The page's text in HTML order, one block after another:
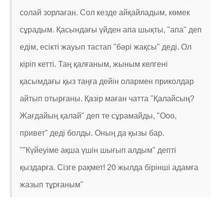
солай зорлаған. Сол кезде айқайладым, көмек
сұрадым. Қасындағы үйден апа шықты, "апа" деп
едім, есікті жауып тастап "бәрі жақсы" деді. Ол
кіріп кетті. Таң қалғаным, жыным келгені
қасымдағы қыз таңға дейін олармен приколдар
айтып отырғаны. Қазір маған чатта "Қалайсың?
Жағдайың қалай" деп те сұрамайды, "Ооо,
привет" деді болды. Оның да қызы бар.
""Күйеуіме ақша үшін шығып алдым" депті
қыздарға. Сізге рақмет! 20 жылда бірінші адамға
жазып тұрғаным"